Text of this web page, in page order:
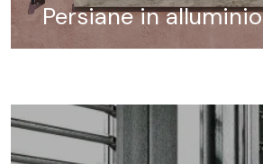
Persiane in alluminio